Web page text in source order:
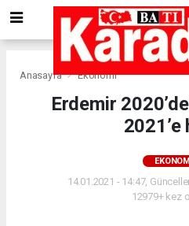
Anasayfa Ekonomi
Erdemir
2021’e
14.01.2021 - 14:47,
12979+ kez